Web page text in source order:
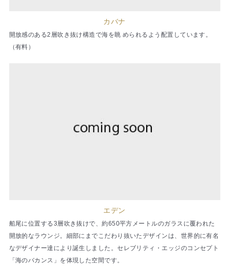
カバナ
開放感のある2層吹き抜け構造で海を眺 められるよう配置しています。
（有料）
エデン
船尾に位置する3層吹き抜けで、約650平方メートルのガラスに覆われた
開放的なラウンジ。細部にまでこだわり抜いたデザインは、世界的に有名
なデザイナー達により誕生しました。セレブリティ・エッジのコンセプト
「海のバカンス」を体現した空間です。